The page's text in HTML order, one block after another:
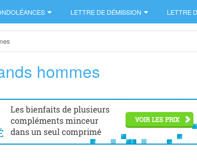
LETTRE DE DÉMISSION LETTRE
hommes